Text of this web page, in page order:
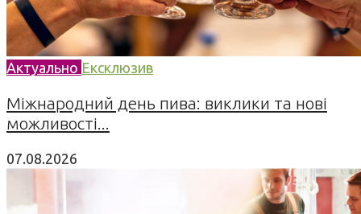
Актуально Ексклюзив
Міжнародний день пива: виклики та нові
можливості...
07.08.2026